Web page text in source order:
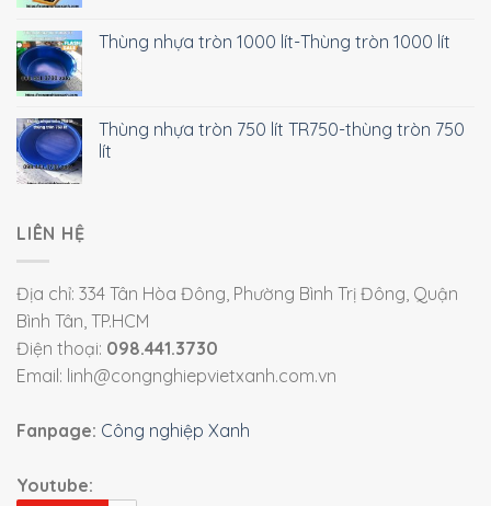
Thùng nhựa tròn 1000 lít-Thùng tròn 1000 lít
Thùng nhựa tròn 750 lít TR750-thùng tròn 750
lít
LIÊN HỆ
Địa chỉ: 334 Tân Hòa Đông, Phường Bình Trị Đông, Quận
Bình Tân, TP.HCM
Điện thoại: 098.441.3730
Email: linh@congnghiepvietxanh.com.vn
Fanpage: Công nghiệp Xanh
Youtube: